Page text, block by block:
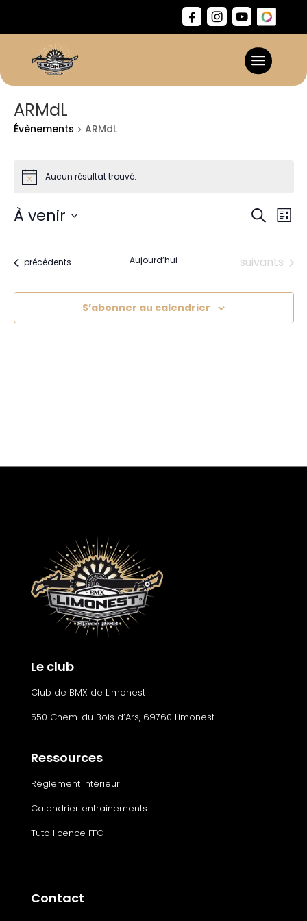
Infos pratiques
ARMdL
Évènements ARMdL
Évènements
NoticeAucun résultat trouvé.
et
de
de
Liste
À venir
date.
Évènements
précédents Aujourd’hui Évènements
suivants
S’abonner au calendrier
Le club
Club de BMX de Limonest
550 Chem. du Bois d’Ars, 69760 Limonest
Ressources
Réglement intérieur
Calendrier entrainements
Tuto licence FFC
Contact